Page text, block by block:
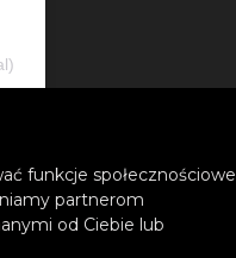
funkcje społecznościowe
partnerom
od Ciebie lub
Bad Friend”
historii. Sam
oparte są na